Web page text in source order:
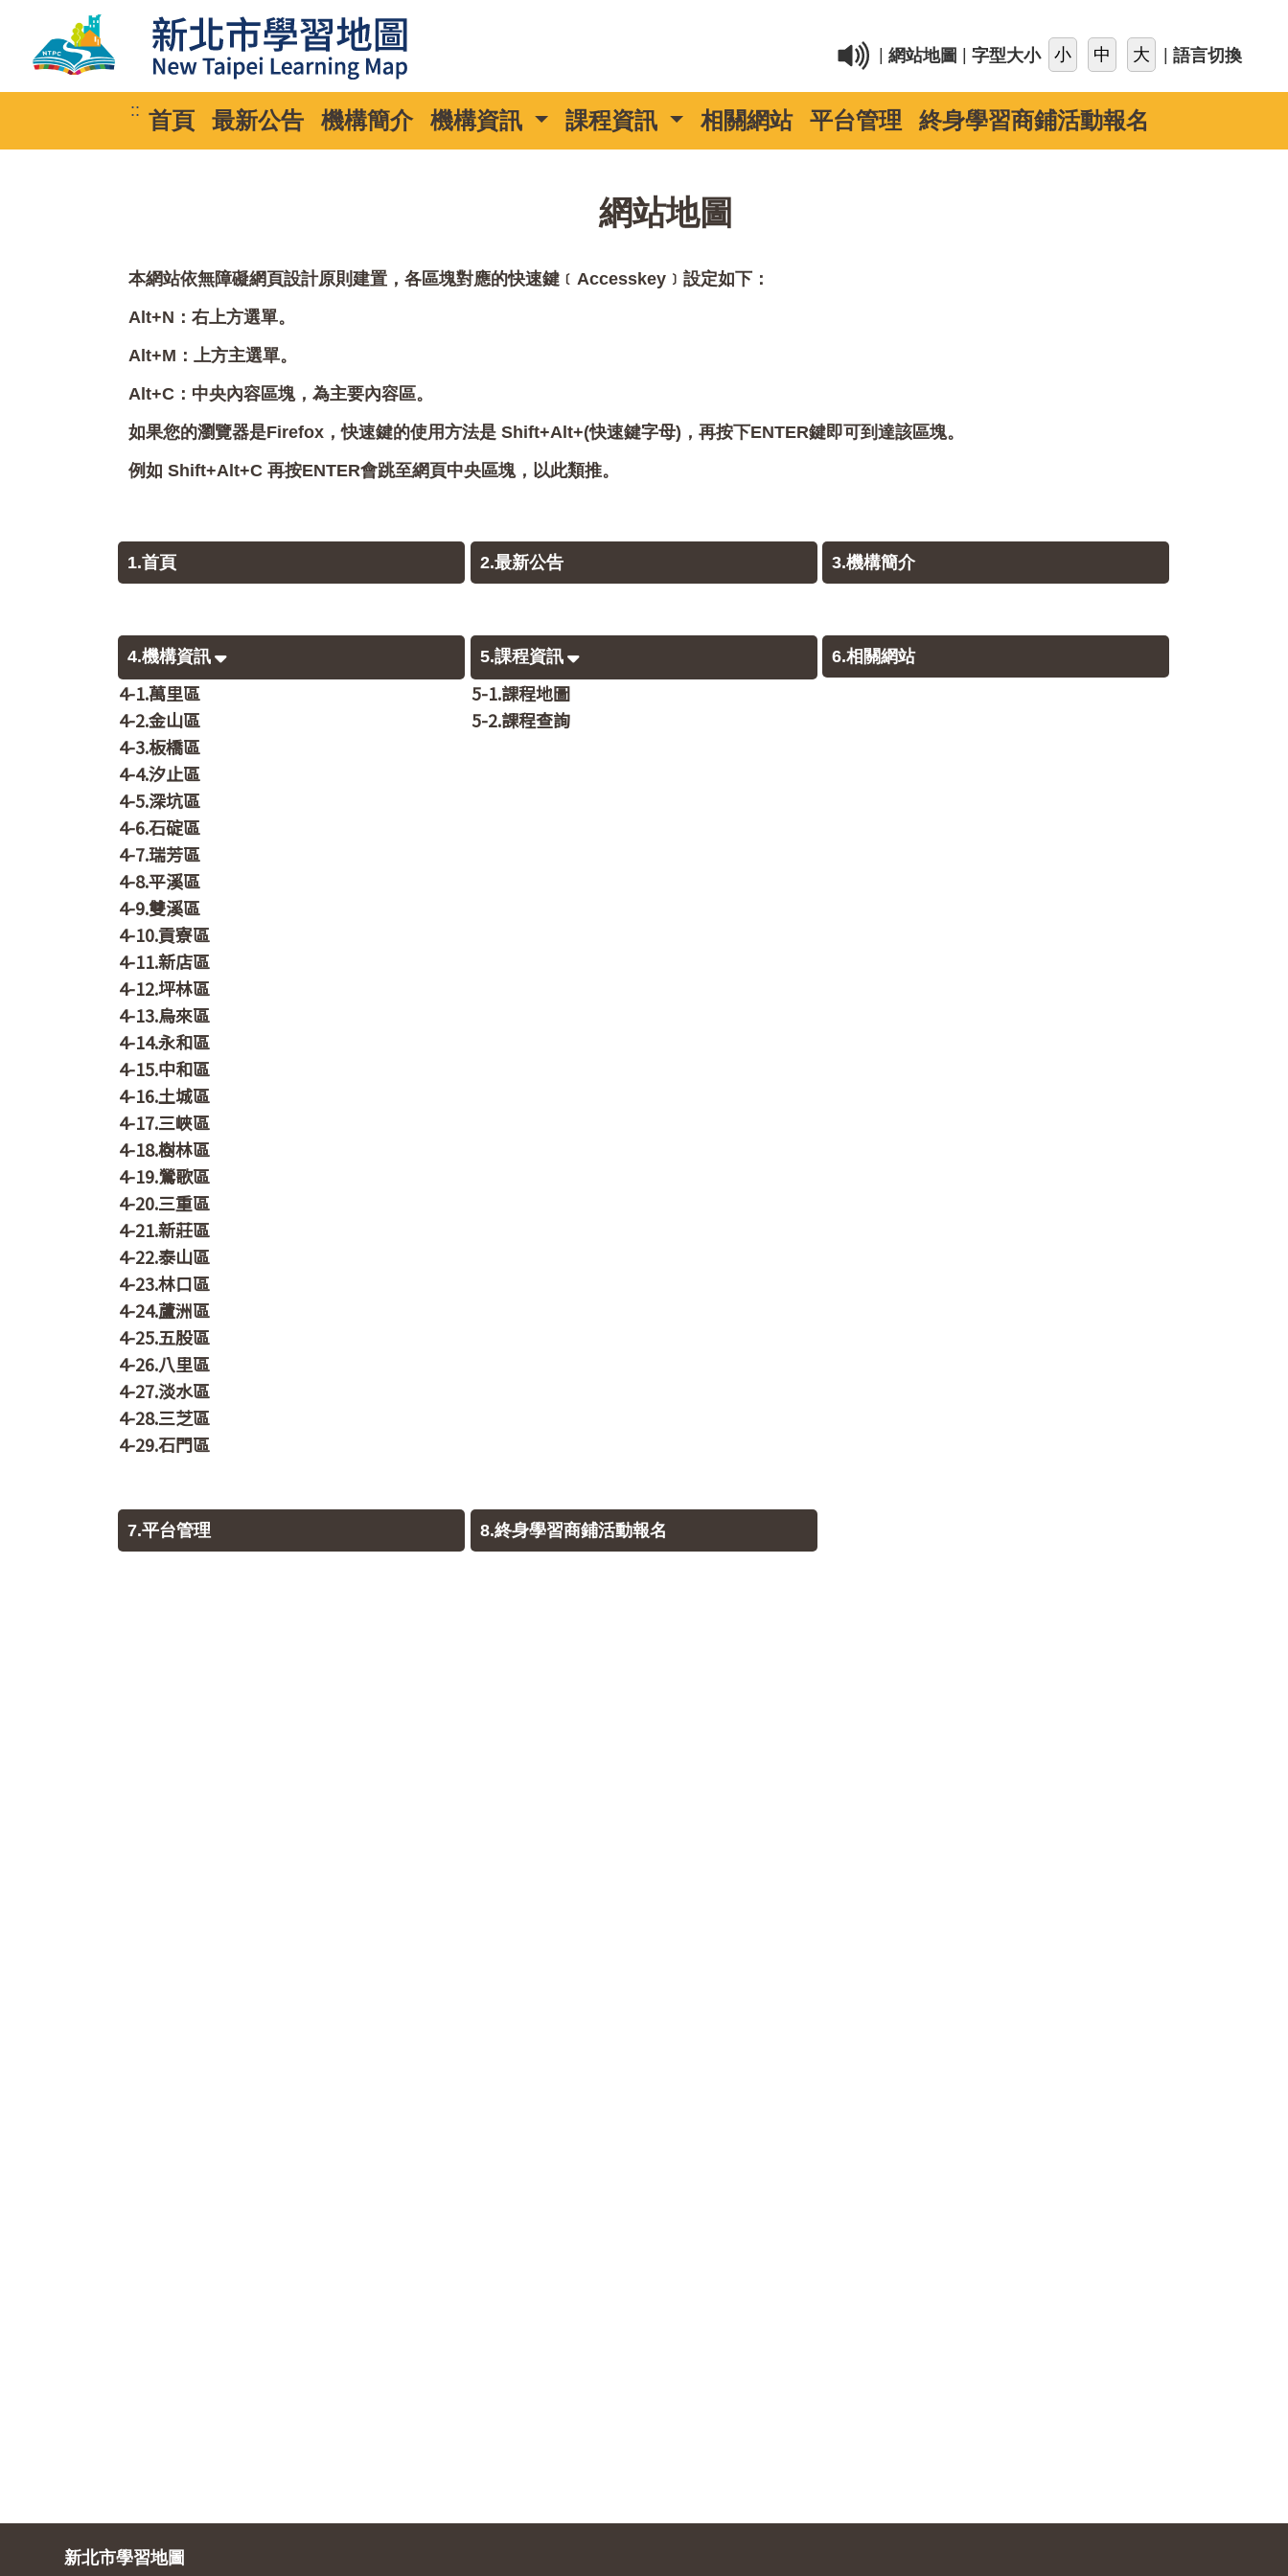
網站地圖 字型大小 語言切換
:: 首頁 最新公告 機構簡介 機構資訊 課程資訊 相關網站 平台管理 終身學習商鋪活動報名
網站地圖
本網站依無障礙網頁設計原則建置，各區塊對應的快速鍵﹝Accesskey﹞設定如下：
Alt+N：右上方選單。
Alt+M：上方主選單。
Alt+C：中央內容區塊，為主要內容區。
如果您的瀏覽器是Firefox，快速鍵的使用方法是 Shift+Alt+(快速鍵字母)，再按下ENTER鍵即可到達該區塊。
例如 Shift+Alt+C 再按ENTER會跳至網頁中央區塊，以此類推。
1.首頁 2.最新公告 3.機構簡介
4.機構資訊
4-1.萬里區
4-2.金山區
4-3.板橋區
4-4.汐止區
4-5.深坑區
4-6.石碇區
4-7.瑞芳區
4-8.平溪區
4-9.雙溪區
4-10.貢寮區
4-11.新店區
4-12.坪林區
4-13.烏來區
4-14.永和區
4-15.中和區
4-16.土城區
4-17.三峽區
4-18.樹林區
4-19.鶯歌區
4-20.三重區
4-21.新莊區
4-22.泰山區
4-23.林口區
4-24.蘆洲區
4-25.五股區
4-26.八里區
4-27.淡水區
4-28.三芝區
4-29.石門區
5.課程資訊
5-1.課程地圖
5-2.課程查詢
6.相關網站
7.平台管理 8.終身學習商鋪活動報名
新北市學習地圖